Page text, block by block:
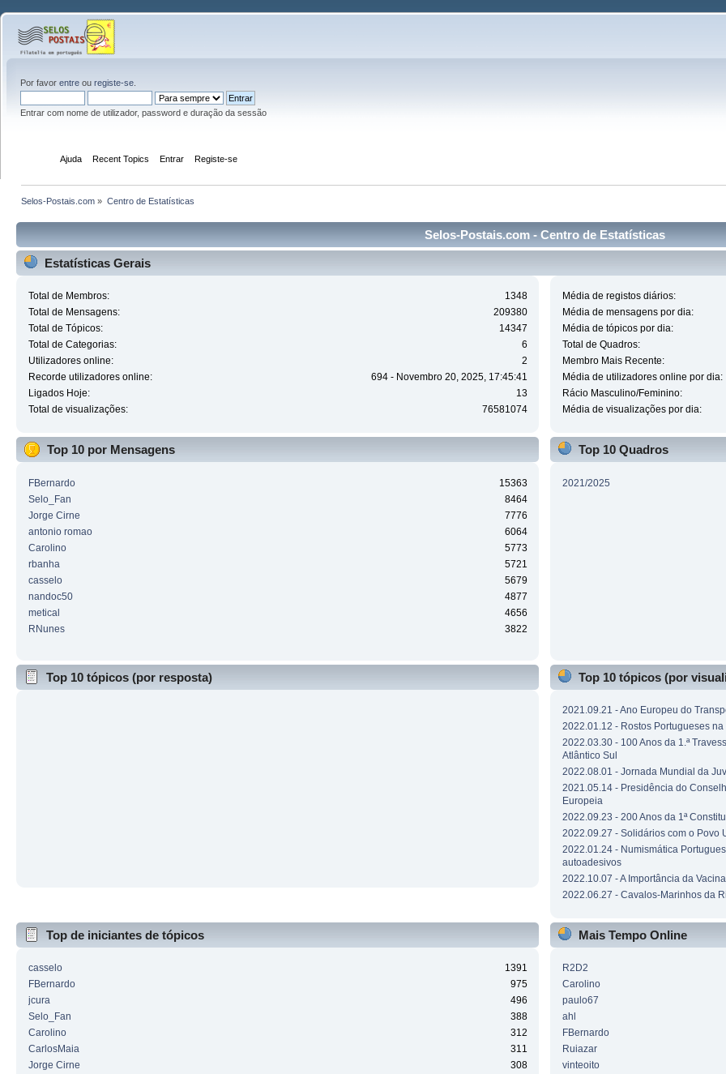
Por favor entre ou registe-se
Entrar com nome de utilizador, password e duração da sessão
Ajuda Recent Topics Entrar Registe-se
Selos-Postais.com » Centro de Estatísticas
Selos-Postais.com - Centro de Estatísticas
Estatísticas Gerais
Total de Membros:
1348
Total de Mensagens:
209380
Total de Tópicos:
14347
Total de Categorias:
6
Utilizadores online:
2
Recorde utilizadores online:
694 - Novembro 20, 2025, 17:45:41
Ligados Hoje:
13
Total de visualizações:
76581074
Média de registos diários:
Média de mensagens por dia:
Média de tópicos por dia:
Total de Quadros:
Membro Mais Recente:
Média de utilizadores online por dia:
Rácio Masculino/Feminino:
Média de visualizações por dia:
Top 10 por Mensagens
FBernardo
15363
Selo_Fan
8464
Jorge Cirne
7776
antonio romao
6064
Carolino
5773
rbanha
5721
casselo
5679
nandoc50
4877
metical
4656
RNunes
3822
Top 10 Quadros
2021/2025
Top 10 tópicos (por resposta) Top 10 tópicos (por
2021.09.21 - Ano Europeu do
2022.01.12 - Rostos Portugueses na
2022.03.30 - 100 Anos da 1.ª
Atlântico Sul
2022.08.01 - Jornada Mundial da
2021.05.14 - Presidência do
Europeia
2022.09.23 - 200 Anos da 1ª
2022.09.27 - Solidários com o Povo
2022.01.24 - Numismática
autoadesivos
2022.10.07 - A Importância da
2022.06.27 - Cavalos-Marinhos da
Top de iniciantes de tópicos
casselo
1391
FBernardo
975
jcura
496
Selo_Fan
388
Carolino
312
CarlosMaia
311
Jorge Cirne
308
Mais Tempo Online
R2D2
Carolino
paulo67
ahl
FBernardo
Ruiazar
vinteoito